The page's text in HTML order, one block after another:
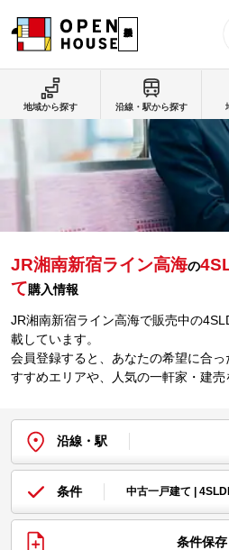
JR湘南新宿ライン高海の
て購入情報
JR湘南新宿ライン高海で販売中の
載しています。
会員登録すると、あなたの希望に合
すすめエリアや、人気の一軒家・建売
沿線・駅
条件 中古一戸建て |
条件保存
地域から探す 沿線・駅から探す